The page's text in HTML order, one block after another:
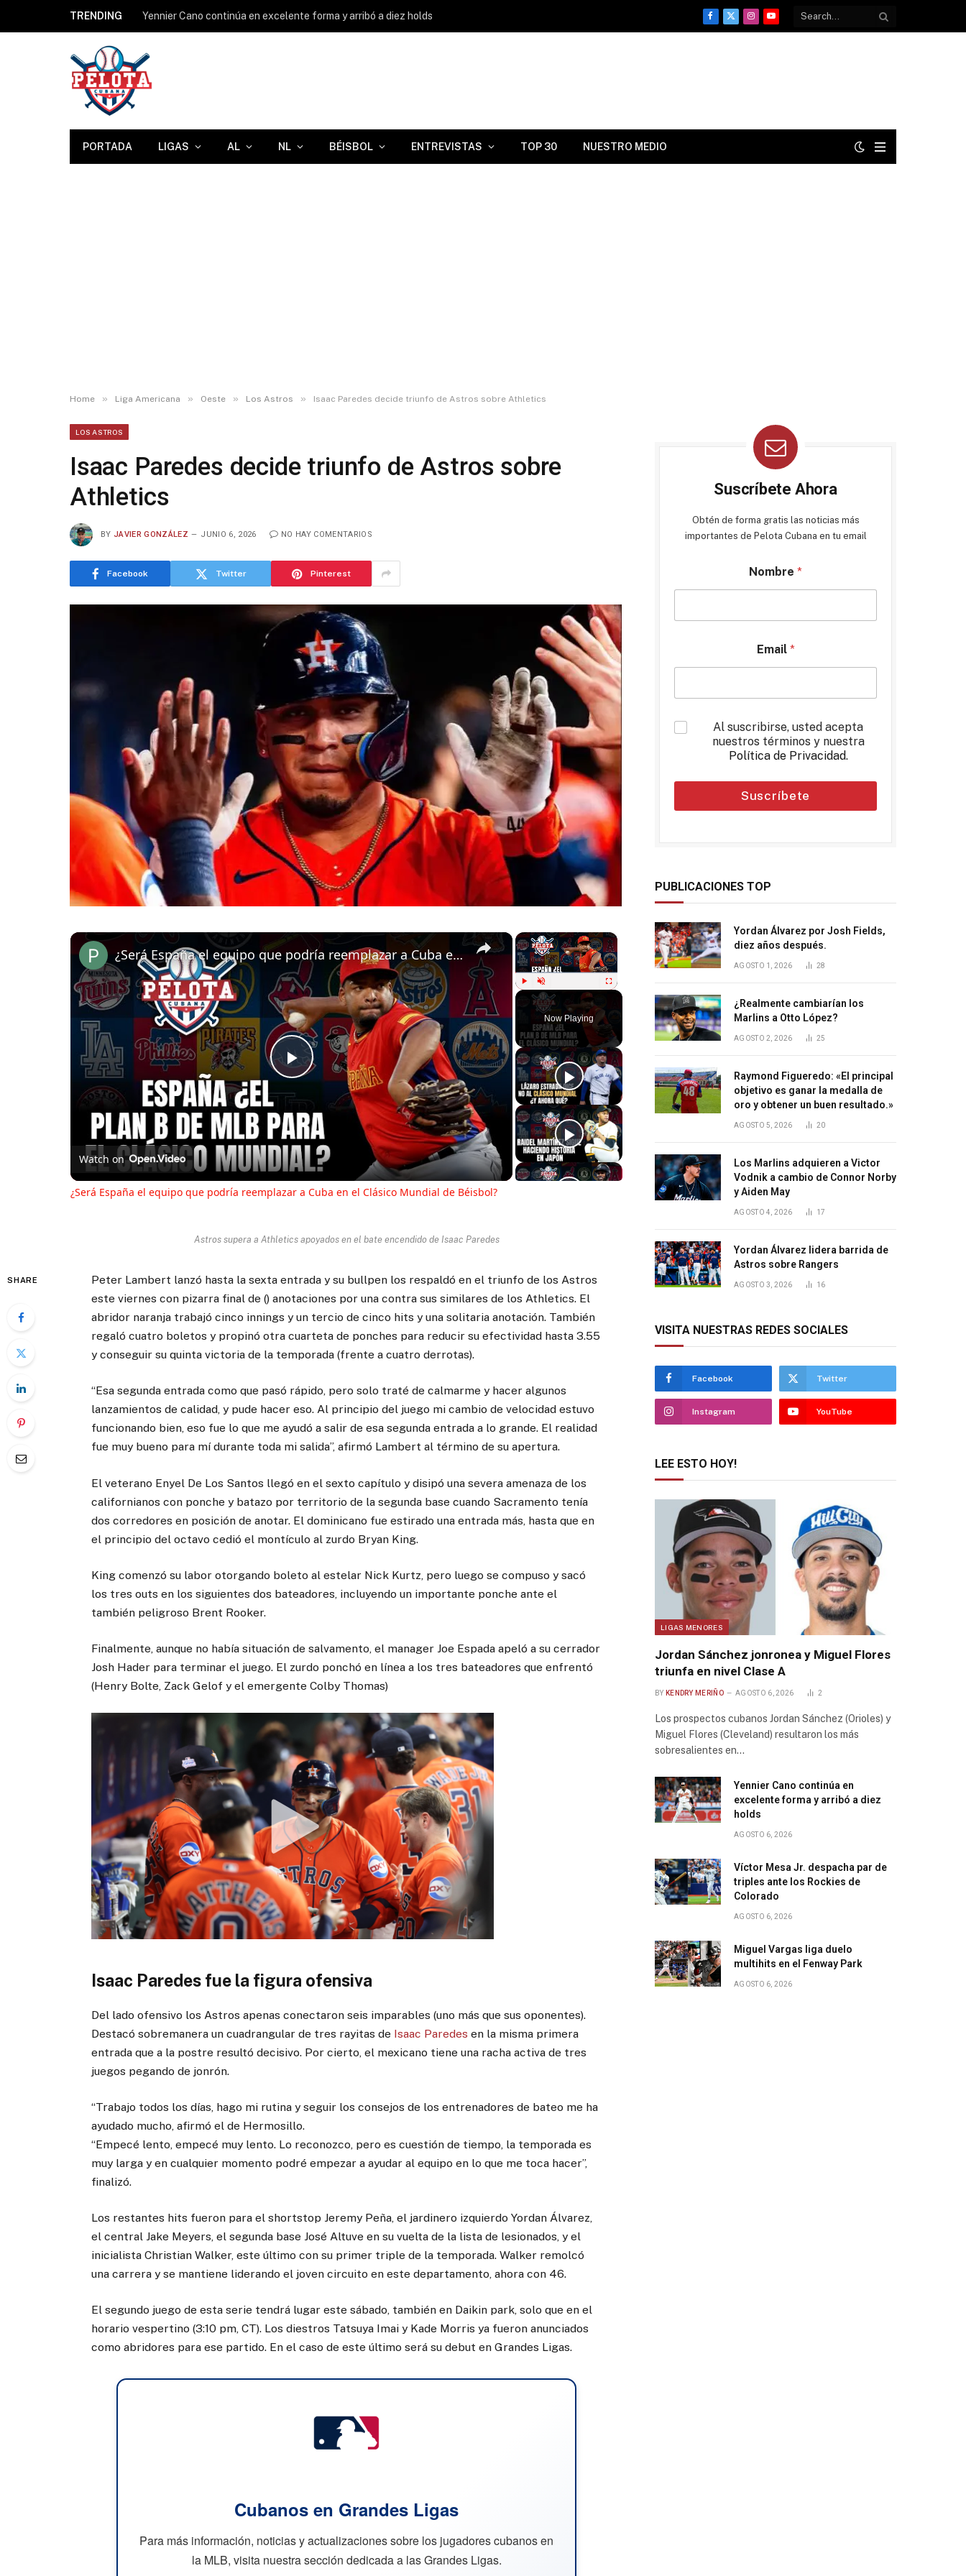
TRENDING Yennier Cano continúa en excelente forma y arribó a diez holds
Facebook
X
InstagramYouTube
PORTADA LIGAS AL NL BÉISBOL ENTREVISTAS TOP 30 NUESTRO MEDIO
Home » Liga Americana » Oeste » Los Astros » Isaac Paredes decide triunfo de Astros sobre Athletics
LOS ASTROS
Isaac Paredes decide triunfo de Astros sobre
Athletics
BY JAVIER GONZÁLEZ JUNIO 6, 2026 NO HAY COMENTARIOS
Facebook Twitter Pinterest
×
Play Unmute Fullscreen
Now Playing
×
Play
Video
¿Será España el equipo que podría reemplazar a Cuba en el Clásico Mundial de Béisbol?
Watch on
¿Será España el equipo que podría reemplazar a Cuba en el Clásico Mundial de Béisbol?
Astros supera a Athletics apoyados en el bate encendido de Isaac Paredes
SHARE
Peter Lambert lanzó hasta la sexta entrada y su bullpen los respaldó en el triunfo de los Astros
este viernes con pizarra final de () anotaciones por una contra sus similares de los Athletics. El
abridor naranja trabajó cinco innings y un tercio de cinco hits y una solitaria anotación. También
regaló cuatro boletos y propinó otra cuarteta de ponches para reducir su efectividad hasta 3.55
y conseguir su quinta victoria de la temporada (frente a cuatro derrotas).
“Esa segunda entrada como que pasó rápido, pero solo traté de calmarme y hacer algunos
lanzamientos de calidad, y pude hacer eso. Al principio del juego mi cambio de velocidad estuvo
funcionando bien, eso fue lo que me ayudó a salir de esa segunda entrada a lo grande. El realidad
fue muy bueno para mí durante toda mi salida”, afirmó Lambert al término de su apertura.
El veterano Enyel De Los Santos llegó en el sexto capítulo y disipó una severa amenaza de los
californianos con ponche y batazo por territorio de la segunda base cuando Sacramento tenía
dos corredores en posición de anotar. El dominicano fue estirado una entrada más, hasta que en
el principio del octavo cedió el montículo al zurdo Bryan King.
King comenzó su labor otorgando boleto al estelar Nick Kurtz, pero luego se compuso y sacó
los tres outs en los siguientes dos bateadores, incluyendo un importante ponche ante el
también peligroso Brent Rooker.
Finalmente, aunque no había situación de salvamento, el manager Joe Espada apeló a su cerrador
Josh Hader para terminar el juego. El zurdo ponchó en línea a los tres bateadores que enfrentó
(Henry Bolte, Zack Gelof y el emergente Colby Thomas)
Isaac Paredes fue la figura ofensiva
Del lado ofensivo los Astros apenas conectaron seis imparables (uno más que sus oponentes).
Destacó sobremanera un cuadrangular de tres rayitas de Isaac Paredes en la misma primera
entrada que a la postre resultó decisivo. Por cierto, el mexicano tiene una racha activa de tres
juegos pegando de jonrón.
“Trabajo todos los días, hago mi rutina y seguir los consejos de los entrenadores de bateo me ha
ayudado mucho, afirmó el de Hermosillo.
“Empecé lento, empecé muy lento. Lo reconozco, pero es cuestión de tiempo, la temporada es
muy larga y en cualquier momento podré empezar a ayudar al equipo en lo que me toca hacer”,
finalizó.
Los restantes hits fueron para el shortstop Jeremy Peña, el jardinero izquierdo Yordan Álvarez,
el central Jake Meyers, el segunda base José Altuve en su vuelta de la lista de lesionados, y el
inicialista Christian Walker, este último con su primer triple de la temporada. Walker remolcó
una carrera y se mantiene liderando el joven circuito en este departamento, ahora con 46.
El segundo juego de esta serie tendrá lugar este sábado, también en Daikin park, solo que en el
horario vespertino (3:10 pm, CT). Los diestros Tatsuya Imai y Kade Morris ya fueron anunciados
como abridores para ese partido. En el caso de este último será su debut en Grandes Ligas.
Cubanos en Grandes Ligas
Para más información, noticias y actualizaciones sobre los jugadores cubanos en
la MLB, visita nuestra sección dedicada a las Grandes Ligas.
Suscríbete Ahora
Obtén de forma gratis las noticias más
importantes de Pelota Cubana en tu email
Nombre *
Email *
*
Al suscribirse, usted acepta
nuestros términos y nuestra
Política de Privacidad.
Suscríbete
PUBLICACIONES TOP
Yordan Álvarez por Josh Fields,
diez años después.
AGOSTO 1, 2026 28
¿Realmente cambiarían los
Marlins a Otto López?
AGOSTO 2, 2026 25
Raymond Figueredo: «El principal
objetivo es ganar la medalla de
oro y obtener un buen resultado.»
AGOSTO 5, 2026 20
Los Marlins adquieren a Victor
Vodnik a cambio de Connor Norby
y Aiden May
AGOSTO 4, 2026 17
Yordan Álvarez lidera barrida de
Astros sobre Rangers
AGOSTO 3, 2026 16
VISITA NUESTRAS REDES SOCIALES
Facebook Twitter
Instagram YouTube
LEE ESTO HOY!
LIGAS MENORES
Jordan Sánchez jonronea y Miguel Flores
triunfa en nivel Clase A
BY KENDRY MERIÑO AGOSTO 6, 2026 2
Los prospectos cubanos Jordan Sánchez (Orioles) y
Miguel Flores (Cleveland) resultaron los más
sobresalientes en…
Yennier Cano continúa en
excelente forma y arribó a diez
holds
AGOSTO 6, 2026
Víctor Mesa Jr. despacha par de
triples ante los Rockies de
Colorado
AGOSTO 6, 2026
Miguel Vargas liga duelo
multihits en el Fenway Park
AGOSTO 6, 2026